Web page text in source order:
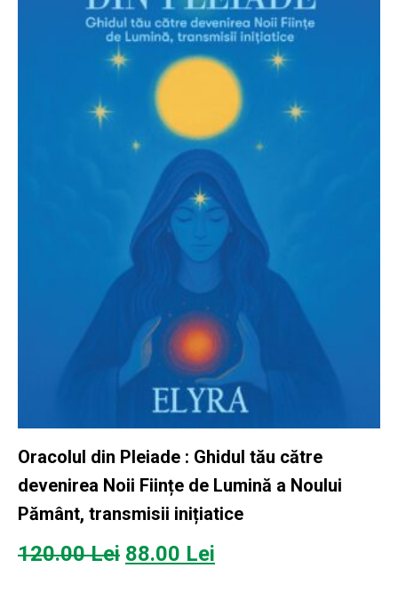
Oracolul din Pleiade : Ghidul tău către
devenirea Noii Ființe de Lumină a Noului
Pământ, transmisii inițiatice
120.00Lei Prețul
88.00 Lei